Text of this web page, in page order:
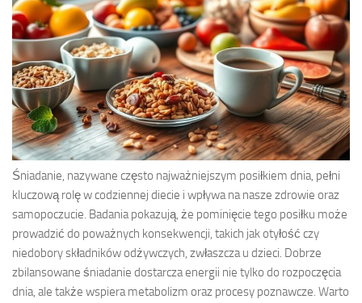
Śniadanie, nazywane często najważniejszym posiłkiem dnia, pełni
kluczową rolę w codziennej diecie i wpływa na nasze zdrowie oraz
samopoczucie. Badania pokazują, że pominięcie tego posiłku może
prowadzić do poważnych konsekwencji, takich jak otyłość czy
niedobory składników odżywczych, zwłaszcza u dzieci. Dobrze
zbilansowane śniadanie dostarcza energii nie tylko do rozpoczęcia
dnia, ale także wspiera metabolizm oraz procesy poznawcze. Warto